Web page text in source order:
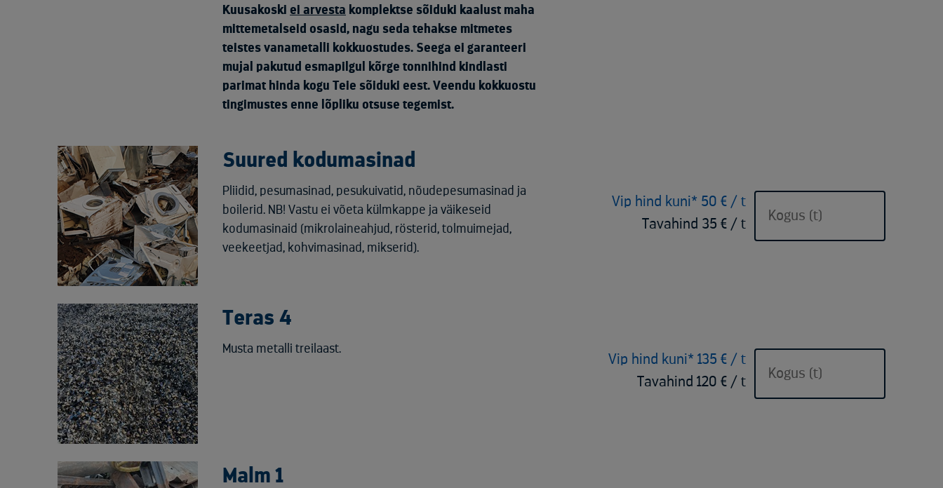
Kuusakoski ei arvesta komplektse sõiduki kaalust maha
mittemetalseid osasid, nagu seda tehakse mitmetes
teistes vanametalli kokkuostudes. Seega ei garanteeri
mujal pakutud esmapilgul kõrge tonnihind kindlasti
parimat hinda kogu Teie sõiduki eest. Veendu kokkuostu
tingimustes enne lõpliku otsuse tegemist.
Suured kodumasinad
Pliidid, pesumasinad, pesukuivatid, nõudepesumasinad ja
boilerid. NB! Vastu ei võeta külmkappe ja väikeseid
kodumasinaid (mikrolaineahjud, rösterid, tolmuimejad,
veekeetjad, kohvimasinad, mikserid).
Vip hind kuni* 50 € / t
Tavahind 35 € / t
Teras 4
Musta metalli treilaast.
Vip hind kuni* 135 € / t
Tavahind 120 € / t
Malm 1